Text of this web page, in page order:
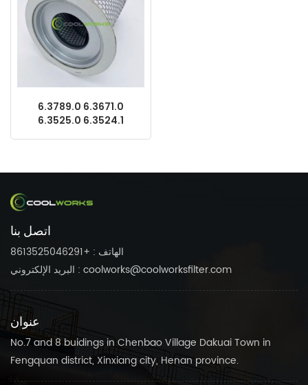
6.3789.0 6.3671.0
6.3525.0 6.3524.1
اتصل بنا
الهاتف : +8613525046291
البريد الإلكتروني : coolworks@coolworksfilter.com
عنوان
No.7 and 8 buidings in Chenbao Village Dakuai Town in
Fengquan district, Xinxiang city, Henan province.